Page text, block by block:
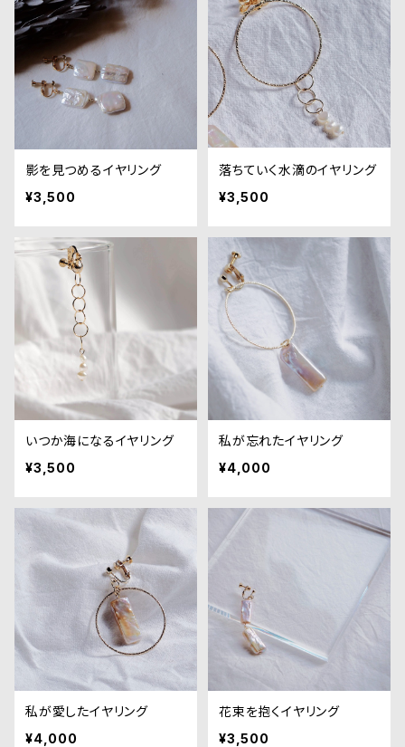
影を見つめるイヤリング
¥3,500
落ちていく水滴のイヤリング
¥3,500
いつか海になるイヤリング
¥3,500
私が忘れたイヤリング
¥4,000
私が愛したイヤリング
¥4,000
花束を抱くイヤリング
¥3,500